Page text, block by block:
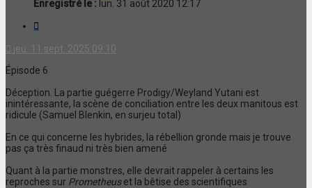
Enregistré le : lun. 31 août 2020 12:17
jeu. 11 sept. 2025 09:10
Épisode 6
Déception. La partie guégerre Prodigy/Weyland Yutani est
inintéressante, la scène de conciliation entre les deux manitous est
ridicule (Samuel Blenkin, en surjeu total)
En ce qui concerne les hybrides, la rébellion gronde mais je trouve
pas ça très finaud ni très bien amené
Quant à la partie monstres, elle devrait rappeler à certains les
reproches sur Prometheuset la bêtise des scientifiques